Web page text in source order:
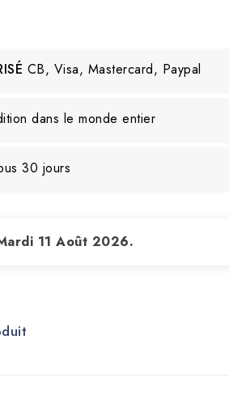
CB, Visa, Mastercard, Paypal
dans le monde entier
30 jours
11 Août 2026.